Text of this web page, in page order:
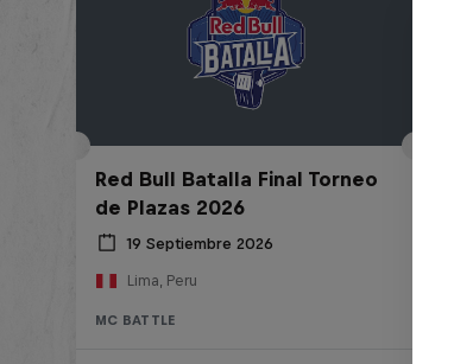
Red Bull Batalla Final Torneo
de Plazas 2026
19 Septiembre 2026
Lima, Peru
MC BATTLE